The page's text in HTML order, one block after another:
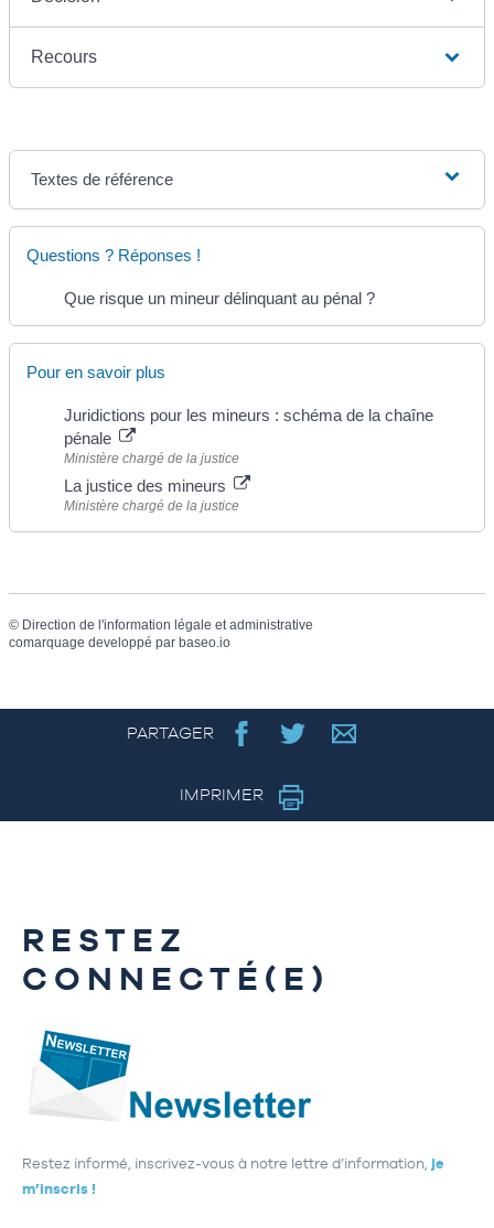
Recours
Textes de référence
Questions ? Réponses !
Que risque un mineur délinquant au pénal ?
Pour en savoir plus
Juridictions pour les mineurs : schéma de la chaîne
pénale
Ministère chargé de la justice
La justice des mineurs
Ministère chargé de la justice
© Direction de l'information légale et administrative
comarquage developpé par baseo.io
PARTAGER
IMPRIMER
RESTEZ
CONNECTÉ(E)
Restez informé, inscrivez-vous à notre lettre d’information, je
m’inscris !